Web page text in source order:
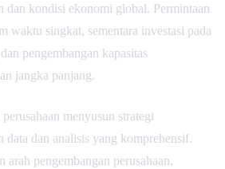
dan kondisi ekonomi global. Permintaan
waktu singkat, sementara investasi pada
pengembangan kapasitas
jangka panjang.
menyusun strategi
data dan analisis yang komprehensif.
pengembangan perusahaan,